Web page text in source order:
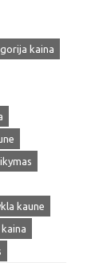
kaina
kaune